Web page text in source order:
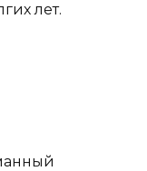
лет.